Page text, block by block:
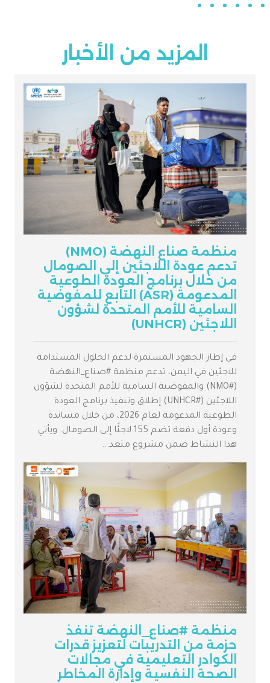
المزيد من الأخبار
منظمة صناع النهضة (NMO)
تدعم عودة اللاجئين إلى الصومال
من خلال برنامج العودة الطوعية
المدعومة (ASR) التابع للمفوضية
السامية للأمم المتحدة لشؤون
اللاجئين (UNHCR)
في إطار الجهود المستمرة لدعم الحلول المستدامة
للاجئين في اليمن، تدعم منظمة #صناع_النهضة
(#NMO) والمفوضية السامية للأمم المتحدة لشؤون
اللاجئين (#UNHCR) إطلاق وتنفيذ برنامج العودة
الطوعية المدعومة لعام 2026، من خلال مساندة
وعودة أول دفعة تضم 155 لاجئًا إلى الصومال. ويأتي
هذا النشاط ضمن مشروع متعد...
منظمة #صناع_النهضة تنفذ
حزمة من التدريبات لتعزيز قدرات
الكوادر التعليمية في مجالات
الصحة النفسية وإدارة المخاطر